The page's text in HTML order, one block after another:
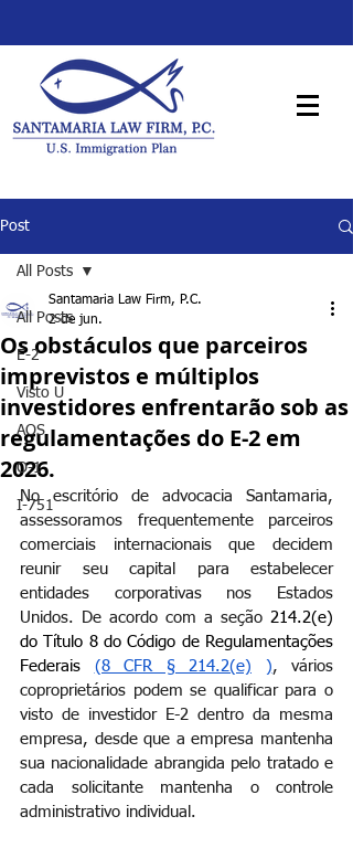
Post
All Posts
E-2
Visto U
AOS
O-1
I-751
All Posts
Os obstáculos que parceiros
imprevistos e múltiplos
investidores enfrentarão sob as
regulamentações do E-2 em
2026.
Santamaria Law Firm, P.C.
2 de jun.
No escritório de advocacia Santamaria,
assessoramos frequentemente parceiros
comerciais internacionais que decidem
reunir seu capital para estabelecer
entidades corporativas nos Estados
Unidos. De acordo com a seção 214.2(e)
do Título 8 do Código de Regulamentações
Federais (8 CFR § 214.2(e) ), vários
coproprietários podem se qualificar para o
visto de investidor E-2 dentro da mesma
empresa, desde que a empresa mantenha
sua nacionalidade abrangida pelo tratado e
cada solicitante mantenha o controle
administrativo individual.